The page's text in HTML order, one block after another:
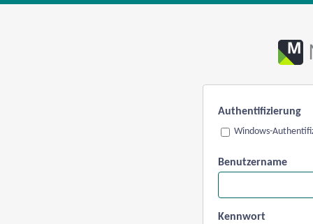
Authentifizierung
Windows-
Benutzername
Kennwort